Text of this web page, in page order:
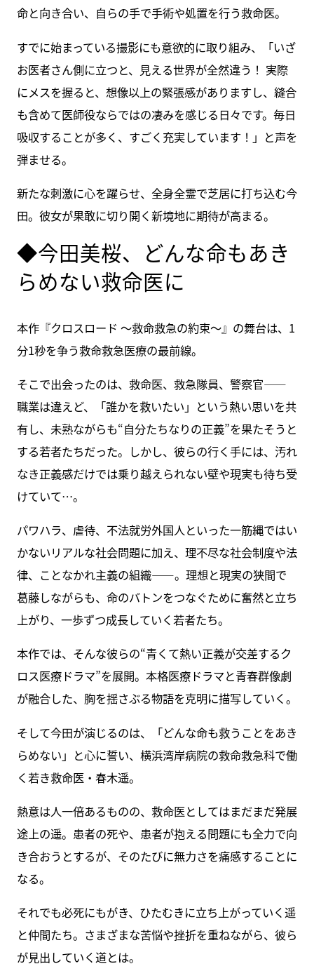
命と向き合い、自らの手で手術や処置を行う救命医。
すでに始まっている撮影にも意欲的に取り組み、「いざ
お医者さん側に立つと、見える世界が全然違う！ 実際
にメスを握ると、想像以上の緊張感がありますし、縫合
も含めて医師役ならではの凄みを感じる日々です。毎日
吸収することが多く、すごく充実しています！」と声を
弾ませる。
新たな刺激に心を躍らせ、全身全霊で芝居に打ち込む今
田。彼女が果敢に切り開く新境地に期待が高まる。
◆今田美桜、どんな命もあき
らめない救命医に
本作『クロスロード ～救命救急の約束～』の舞台は、1
分1秒を争う救命救急医療の最前線。
そこで出会ったのは、救命医、救急隊員、警察官――
職業は違えど、「誰かを救いたい」という熱い思いを共
有し、未熟ながらも“自分たちなりの正義”を果たそうと
する若者たちだった。しかし、彼らの行く手には、汚れ
なき正義感だけでは乗り越えられない壁や現実も待ち受
けていて…。
パワハラ、虐待、不法就労外国人といった一筋縄ではい
かないリアルな社会問題に加え、理不尽な社会制度や法
律、ことなかれ主義の組織――。理想と現実の狭間で
葛藤しながらも、命のバトンをつなぐために奮然と立ち
上がり、一歩ずつ成長していく若者たち。
本作では、そんな彼らの“青くて熱い正義が交差するク
ロス医療ドラマ”を展開。本格医療ドラマと青春群像劇
が融合した、胸を揺さぶる物語を克明に描写していく。
そして今田が演じるのは、「どんな命も救うことをあき
らめない」と心に誓い、横浜湾岸病院の救命救急科で働
く若き救命医・春木遥。
熱意は人一倍あるものの、救命医としてはまだまだ発展
途上の遥。患者の死や、患者が抱える問題にも全力で向
き合おうとするが、そのたびに無力さを痛感することに
なる。
それでも必死にもがき、ひたむきに立ち上がっていく遥
と仲間たち。さまざまな苦悩や挫折を重ねながら、彼ら
が見出していく道とは。